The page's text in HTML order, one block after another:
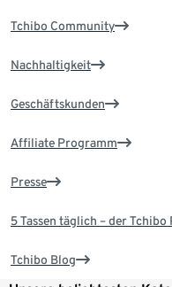
Tchibo Community
Nachhaltigkeit
Geschäftskunden
Affiliate Programm
Presse
5 Tassen täglich – der Tchibo
Tchibo Blog